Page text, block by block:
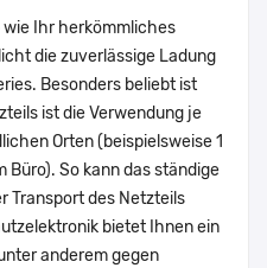
Ihr herkömmliches
die zuverlässige Ladung
Besonders beliebt ist
ist die Verwendung je
Orten (beispielsweise 1
Büro). So kann das ständige
Transport des Netzteils
bietet Ihnen ein
anderem gegen